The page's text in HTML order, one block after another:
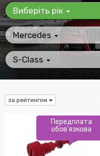
Виберіть рік
Mercedes
S-Class
за рейтингом
Передплата
обов'язкова